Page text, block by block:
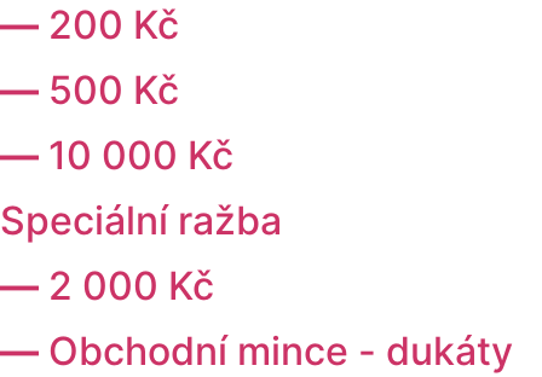
— 200 Kč
— 500 Kč
— 10 000 Kč
Speciální ražba
— 2 000 Kč
— Obchodní mince - dukáty